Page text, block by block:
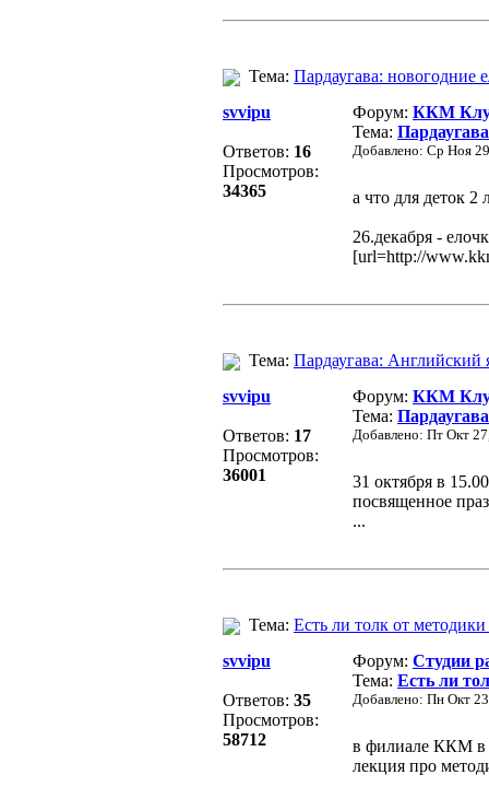
Тема: Пардаугава: новогодние
svvipu
Ответов: 16
Просмотров:
34365
Форум: ККМ
Тема:
Добавлено: Ср Ноя
а что для деток 2
26.декабря -
[url=http://
Тема: Пардаугава: Английский
svvipu
Ответов: 17
Просмотров:
36001
Форум: ККМ
Тема:
Добавлено: Пт Окт
31 октября в
посвященное
...
Тема: Есть ли толк от методики
svvipu
Ответов: 35
Просмотров:
58712
Форум: Студии
Тема: Есть ли
Добавлено: Пн Окт
в филиале ККМ в
лекция про